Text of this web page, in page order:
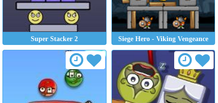
Super Stacker 2 Siege Hero - Viking Vengeance